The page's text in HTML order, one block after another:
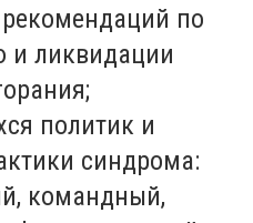
по
и ликвидации
политик и
синдрома:
командный,